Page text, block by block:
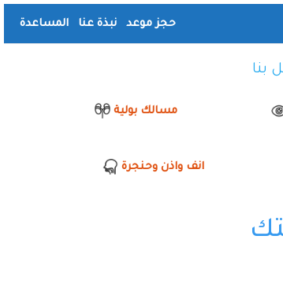
حجز موعد نبذة عنا المساعدة
بنا
مسالك بولية
انف واذن وحنجرة